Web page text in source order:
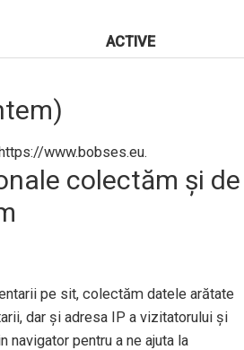
ACTIVE
www.bobses.eu.
colectăm și de
pe sit, colectăm datele arătate
dar și adresa IP a vizitatorului și
navigator pentru a ne ajuta la